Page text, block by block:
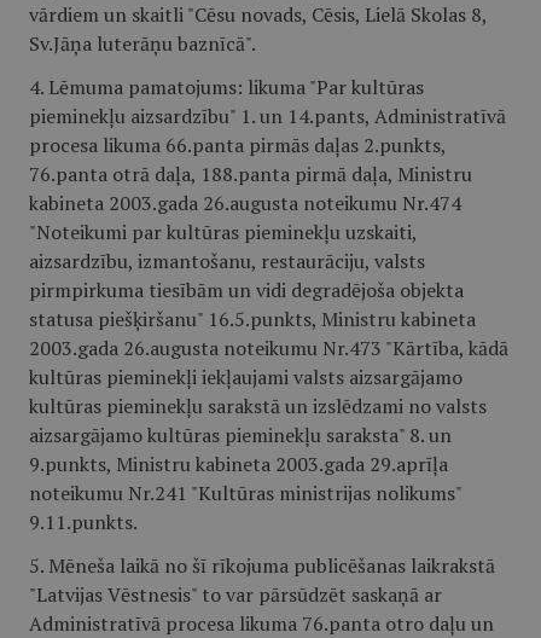
vārdiem un skaitli "Cēsu novads, Cēsis, Lielā Skolas 8,
Sv.Jāņa luterāņu baznīcā".
4. Lēmuma pamatojums: likuma "Par kultūras
pieminekļu aizsardzību" 1. un 14.pants, Administratīvā
procesa likuma 66.panta pirmās daļas 2.punkts,
76.panta otrā daļa, 188.panta pirmā daļa, Ministru
kabineta 2003.gada 26.augusta noteikumu Nr.474
"Noteikumi par kultūras pieminekļu uzskaiti,
aizsardzību, izmantošanu, restaurāciju, valsts
pirmpirkuma tiesībām un vidi degradējoša objekta
statusa piešķiršanu" 16.5.punkts, Ministru kabineta
2003.gada 26.augusta noteikumu Nr.473 "Kārtība, kādā
kultūras pieminekļi iekļaujami valsts aizsargājamo
kultūras pieminekļu sarakstā un izslēdzami no valsts
aizsargājamo kultūras pieminekļu saraksta" 8. un
9.punkts, Ministru kabineta 2003.gada 29.aprīļa
noteikumu Nr.241 "Kultūras ministrijas nolikums"
9.11.punkts.
5. Mēneša laikā no šī rīkojuma publicēšanas laikrakstā
"Latvijas Vēstnesis" to var pārsūdzēt saskaņā ar
Administratīvā procesa likuma 76.panta otro daļu un